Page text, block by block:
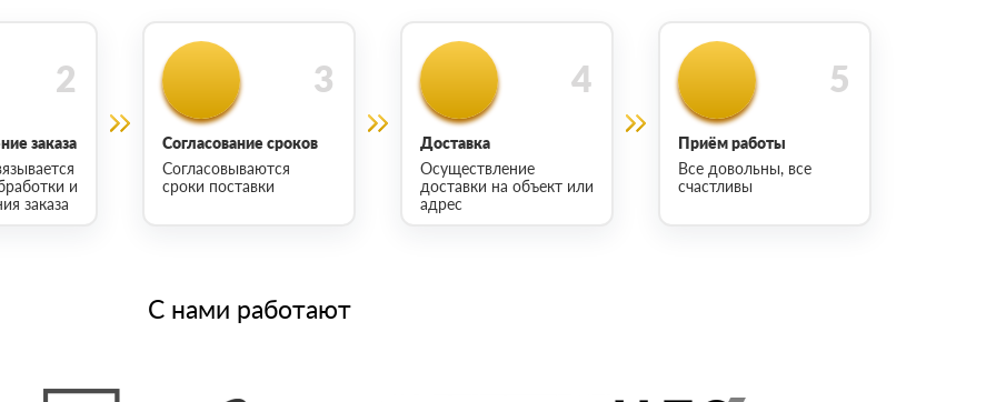
заказа
и
заказа
Согласование сроков
Согласовываются
сроки поставки
Доставка
Осуществление
доставки на объект или
адрес
Приём работы
Все довольны, все
счастливы
С нами работают